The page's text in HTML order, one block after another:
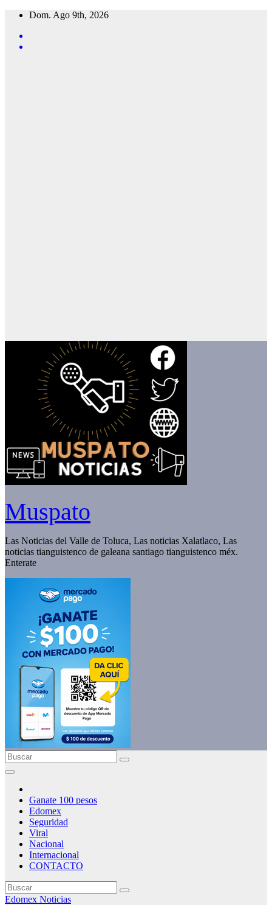
Saltar
contenido
Dom. Ago 9th, 2026
Muspato
Las Noticias del Valle de Toluca, Las noticias Xalatlaco, Las
noticias tianguistenco de galeana santiago tianguistenco méx.
Enterate
Ganate 100 pesos
Edomex
Seguridad
Viral
Nacional
Internacional
CONTACTO
Edomex Noticias